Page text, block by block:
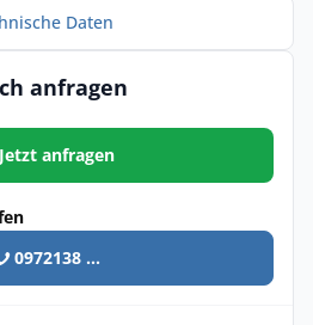
Daten
anfragen
Jetzt anfragen
0972138 ...